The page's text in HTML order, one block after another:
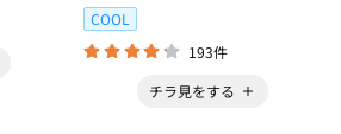
COOL
193件
チラ見をする